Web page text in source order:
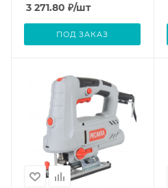
3 271.80 ₽/шт
ПОД ЗАКАЗ